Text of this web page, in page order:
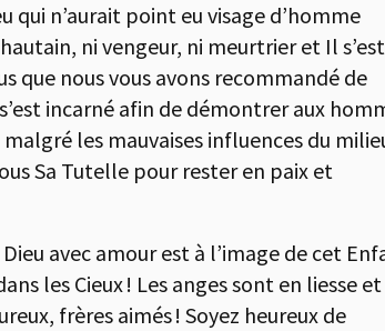
qui n’aurait point eu visage d’homme
ni vengeur, ni meurtrier et Il
que nous vous avons recommandé de
incarné afin de démontrer aux
les mauvaises influences du
Sa Tutelle pour rester en paix et
avec amour est à l’image de cet
les Cieux ! Les anges sont en liesse et
frères aimés ! Soyez heureux de